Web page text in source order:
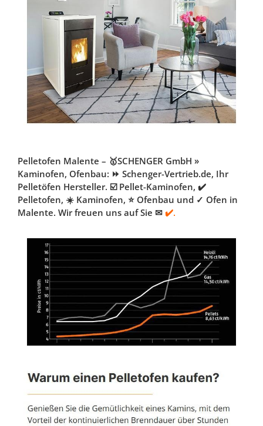
Pelletofen Malente – 🥇SCHENGER GmbH »
Kaminofen, Ofenbau: ⏩ Schenger-Vertrieb.de, Ihr
Pelletöfen Hersteller. ☑️ Pellet-Kaminofen, ✔️
Pelletofen, ☀️ Kaminofen, ⭐ Ofenbau und ✓ Ofen in
Malente. Wir freuen uns auf Sie ✉ ✔️.